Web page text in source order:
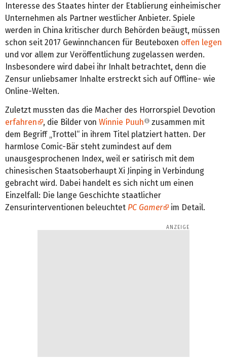
Interesse des Staates hinter der Etablierung einheimischer
Unternehmen als Partner westlicher Anbieter. Spiele
werden in China kritischer durch Behörden beäugt, müssen
schon seit 2017 Gewinnchancen für Beuteboxen offen legen
und vor allem zur Veröffentlichung zugelassen werden.
Insbesondere wird dabei ihr Inhalt betrachtet, denn die
Zensur unliebsamer Inhalte erstreckt sich auf Offline- wie
Online-Welten.
Zuletzt mussten das die Macher des Horrorspiel Devotion
erfahren
, die Bilder von Winnie Puuh
zusammen mit
dem Begriff „Trottel“ in ihrem Titel platziert hatten. Der
harmlose Comic-Bär steht zumindest auf dem
unausgesprochenen Index, weil er satirisch mit dem
chinesischen Staatsoberhaupt Xi Jinping in Verbindung
gebracht wird. Dabei handelt es sich nicht um einen
Einzelfall: Die lange Geschichte staatlicher
Zensurinterventionen beleuchtet PC Gamer im Detail.